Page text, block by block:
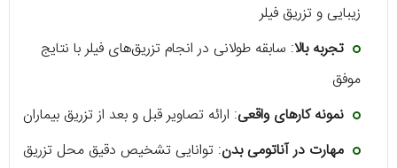
زیبایی و تزریق فیلر
تجربه بالا: سابقه طولانی در انجام تزریق‌های فیلر با نتایج
موفق
نمونه کارهای واقعی: ارائه تصاویر قبل و بعد از تزریق بیماران
مهارت در آناتومی بدن: توانایی تشخیص دقیق محل تزریق